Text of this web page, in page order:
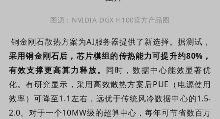
图源：NVIDIA DGX H100官方产品图
铜金刚石散热方案为AI服务器提供了新选择。据测试，
采用铜金刚石后，芯片模组的传热能力可提升约80%，
有效支撑更高算力释放。 同时，数据中心能效显著优
化。有研究显示，采用高效散热方案后PUE（电源使用
效率）可降至1.1左右，远优于传统风冷数据中心的1.5-
2.0。对于一个10MW级的超算中心，每年可节省数百万